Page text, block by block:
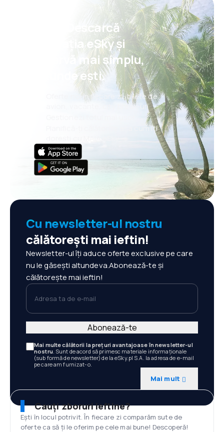
Psst! Descarcă
aplicația eSky și
rezervă mai simplu,
oriunde ești.
Oferte noi în fiecare zi: bilete de
avion, vacanțe, city break-uri
Planifică-ți călătoriile așa cum îți
Cu newsletter-ul nostru
călătorești mai ieftin!
Newsletter-ul îți aduce oferte exclusive pe care
nu le găsești altundeva.Abonează-te și
călătorește mai ieftin!
Adresa ta de e-mail
Mai multe călătorii la prețuri avantajoase în newsletter-ul
nostru. Sunt de acord să primesc materiale informaționale
(sub formă de newsletter) de la eSky.pl S.A. la adresa de e-mail
pe care am furnizat-o.
Mai mult
Abonează-te
Cauți zboruri ieftine?
Ești în locul potrivit. În fiecare zi comparăm sute de
oferte ca să ți le oferim pe cele mai bune! Descoperă!